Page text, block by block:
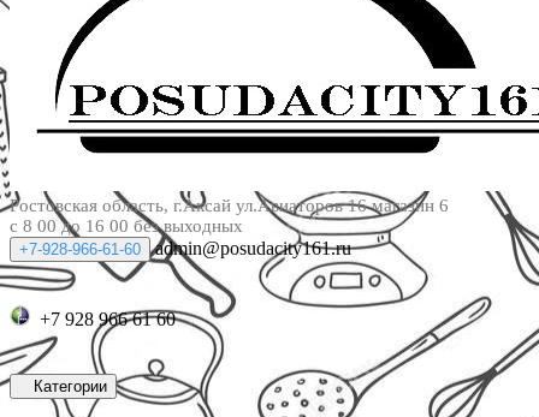
Ростовская область, г.Аксай ул.Авиаторов 16 магазин 6
с 8 00 до 16 00 без выходных
+7-928-966-61-60 admin@posudacity161.ru
+7 928 966 61 60
Категории